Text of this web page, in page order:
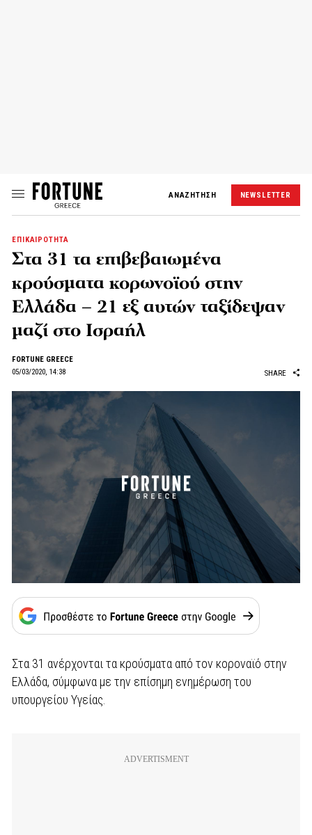
ΑΝΑΖΗΤΗΣΗ NEWSLETTER
ΕΠΙΚΑΙΡΟΤΗΤΑ
Στα 31 τα επιβεβαιωμένα
κρούσματα κορωνοϊού στην
Ελλάδα – 21 εξ αυτών ταξίδεψαν
μαζί στο Ισραήλ
FORTUNE GREECE
05/03/2020, 14:38
SHARE
Στα 31 ανέρχονται τα κρούσματα από τον κοροναϊό στην
Ελλάδα, σύμφωνα με την επίσημη ενημέρωση του
υπουργείου Υγείας.